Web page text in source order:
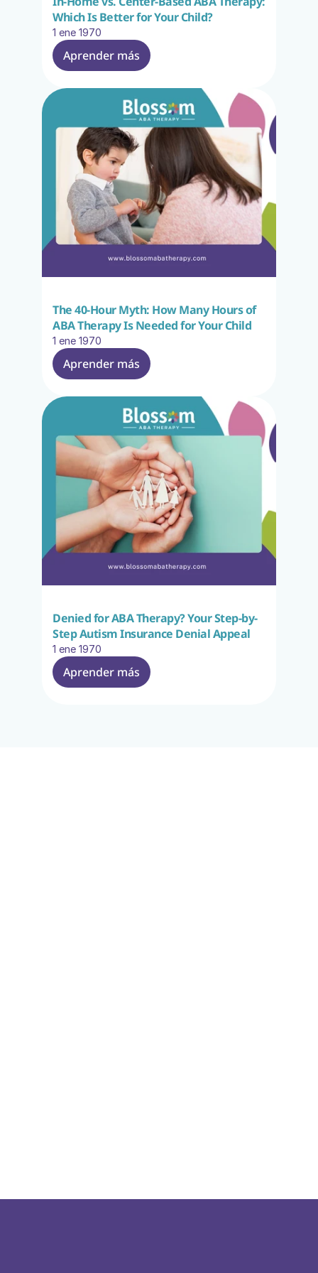
Which Is Better for Your Child?
1 ene 1970
Aprender más
The 40-Hour Myth: How Many Hours of
ABA Therapy Is Needed for Your Child
1 ene 1970
Aprender más
Denied for ABA Therapy? Your Step-by-
Step Autism Insurance Denial Appeal
1 ene 1970
Aprender más